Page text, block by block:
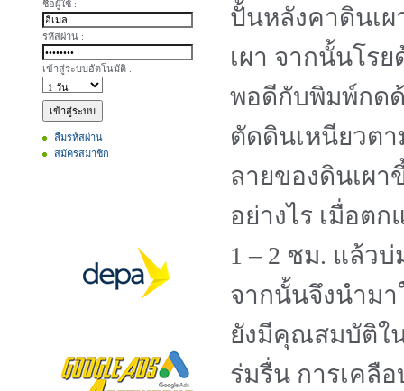
ชื่อผู้ใช้ :
รหัสผ่าน :
เข้าสู่ระบบอัตโนมัติ :
ลืมรหัสผ่าน
สมัครสมาชิก
ปั้นหลังคาดินเผ
เผา จากนั้นโร
พอดีกับพิมพ์กด
ตัดดินเหนียวต
ลายของดินเผ
อย่างไร เมื่อต
1 – 2 ชม. แล้วบ่
จากนั้นจึงนำมา
ยังมีคุณสมบัติใ
ร่มรื่น การเคลื